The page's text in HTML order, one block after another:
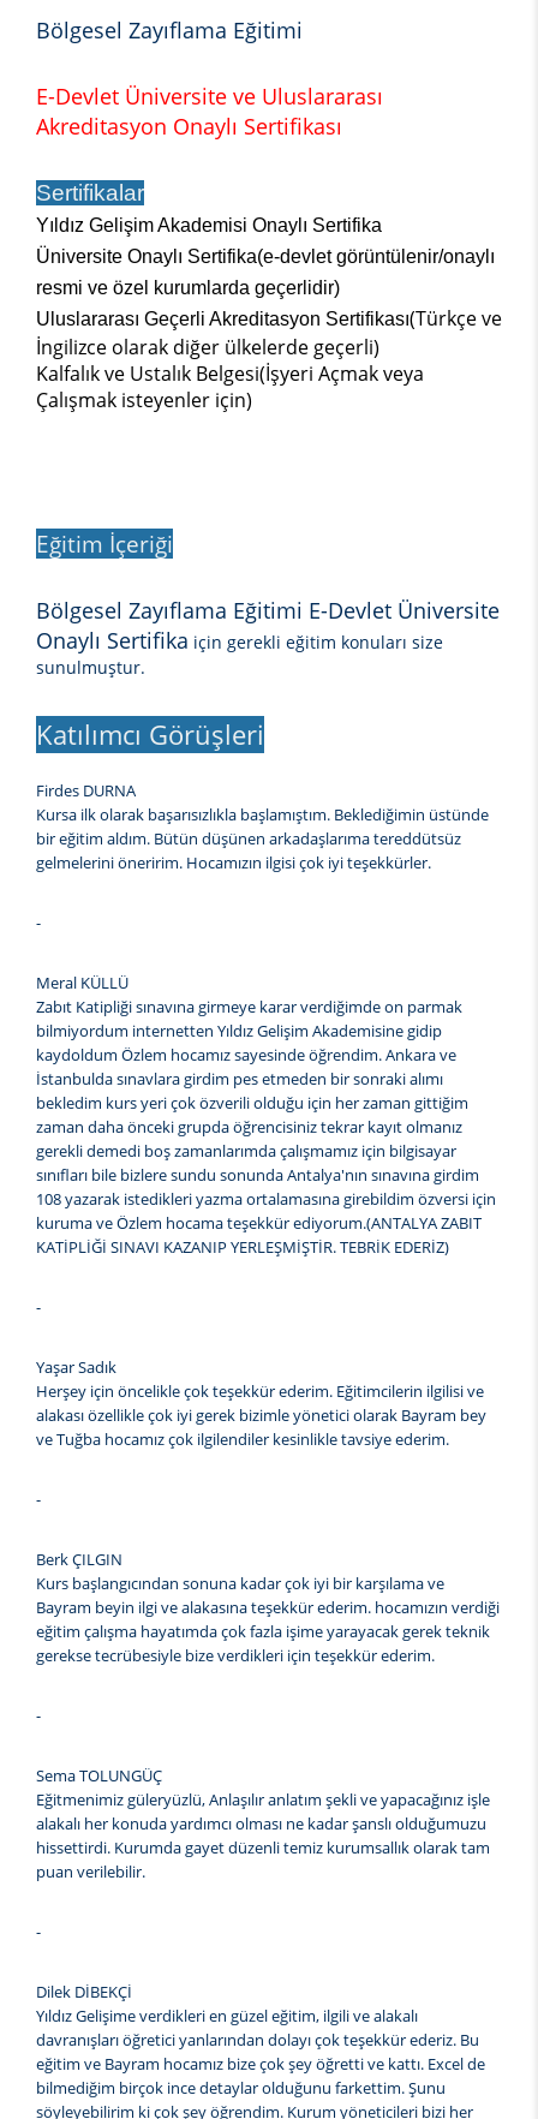
Bölgesel Zayıflama Eğitimi
E-Devlet Üniversite ve Uluslararası
Akreditasyon Onaylı Sertifikası
Sertifikalar
Yıldız Gelişim Akademisi Onaylı Sertifika
Üniversite Onaylı Sertifika(e-devlet görüntülenir/onaylı
resmi ve özel kurumlarda geçerlidir)
Uluslararası Geçerli Akreditasyon Sertifikası(Türkçe ve
İngilizce olarak diğer ülkelerde geçerli)
Kalfalık ve Ustalık Belgesi(İşyeri Açmak veya
Çalışmak isteyenler için)
Eğitim İçeriği
Bölgesel Zayıflama Eğitimi E-Devlet Üniversite
Onaylı Sertifika için gerekli eğitim konuları size
sunulmuştur.
Katılımcı Görüşleri
Firdes DURNA
Kursa ilk olarak başarısızlıkla başlamıştım. Beklediğimin üstünde
bir eğitim aldım. Bütün düşünen arkadaşlarıma tereddütsüz
gelmelerini öneririm. Hocamızın ilgisi çok iyi teşekkürler.
-
Meral KÜLLÜ
Zabıt Katipliği sınavına girmeye karar verdiğimde on parmak
bilmiyordum internetten Yıldız Gelişim Akademisine gidip
kaydoldum Özlem hocamız sayesinde öğrendim. Ankara ve
İstanbulda sınavlara girdim pes etmeden bir sonraki alımı
bekledim kurs yeri çok özverili olduğu için her zaman gittiğim
zaman daha önceki grupda öğrencisiniz tekrar kayıt olmanız
gerekli demedi boş zamanlarımda çalışmamız için bilgisayar
sınıfları bile bizlere sundu sonunda Antalya'nın sınavına girdim
108 yazarak istedikleri yazma ortalamasına girebildim özversi için
kuruma ve Özlem hocama teşekkür ediyorum.(ANTALYA ZABIT
KATİPLİĞİ SINAVI KAZANIP YERLEŞMİŞTİR. TEBRİK EDERİZ)
-
Yaşar Sadık
Herşey için öncelikle çok teşekkür ederim. Eğitimcilerin ilgilisi ve
alakası özellikle çok iyi gerek bizimle yönetici olarak Bayram bey
ve Tuğba hocamız çok ilgilendiler kesinlikle tavsiye ederim.
-
Berk ÇILGIN
Kurs başlangıcından sonuna kadar çok iyi bir karşılama ve
Bayram beyin ilgi ve alakasına teşekkür ederim. hocamızın verdiği
eğitim çalışma hayatımda çok fazla işime yarayacak gerek teknik
gerekse tecrübesiyle bize verdikleri için teşekkür ederim.
-
Sema TOLUNGÜÇ
Eğitmenimiz güleryüzlü, Anlaşılır anlatım şekli ve yapacağınız işle
alakalı her konuda yardımcı olması ne kadar şanslı olduğumuzu
hissettirdi. Kurumda gayet düzenli temiz kurumsallık olarak tam
puan verilebilir.
-
Dilek DİBEKÇİ
Yıldız Gelişime verdikleri en güzel eğitim, ilgili ve alakalı
davranışları öğretici yanlarından dolayı çok teşekkür ederiz. Bu
eğitim ve Bayram hocamız bize çok şey öğretti ve kattı. Excel de
bilmediğim birçok ince detaylar olduğunu farkettim. Şunu
söyleyebilirim ki çok şey öğrendim. Kurum yöneticileri bizi her